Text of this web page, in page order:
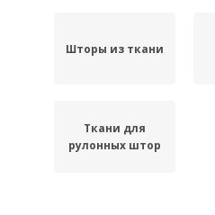
Шторы из ткани
Ткани для
рулонных штор